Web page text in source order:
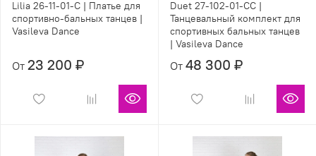
Lilia 26-11-01-С | Платье для
спортивно-бальных танцев |
Vasileva Dance
От 23 200 ₽
Duet 27-102-01-CC |
Танцевальный комплект для
спортивных бальных танцев
| Vasileva Dance
От 48 300 ₽